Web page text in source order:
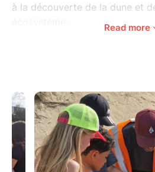
à la découverte de la dune et
ludique permet aussi de mieux
les plantes et les animaux
naturel aussi fragile qu’instable.
Observer, comprendre,
participent activement à cette
Read more